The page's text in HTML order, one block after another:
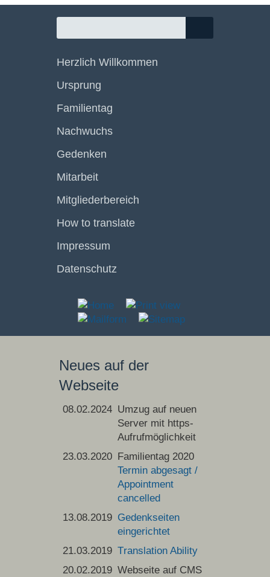
Herzlich Willkommen
Ursprung
Familientag
Nachwuchs
Gedenken
Mitarbeit
Mitgliederbereich
How to translate
Impressum
Datenschutz
Neues auf der
Webseite
08.02.2024 Umzug auf neuen
Server mit https-
Aufrufmöglichkeit
23.03.2020 Familientag 2020
Termin abgesagt /
Appointment
cancelled
13.08.2019 Gedenkseiten
eingerichtet
21.03.2019 Translation Ability
20.02.2019 Webseite auf CMS